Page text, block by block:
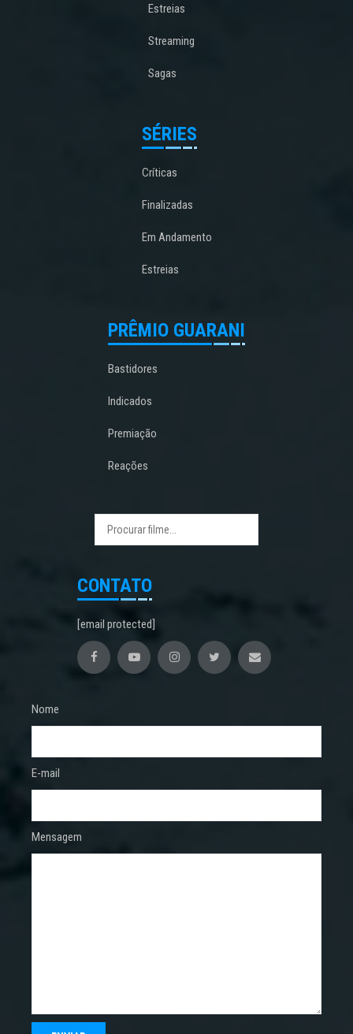
Estreias
Streaming
Sagas
SÉRIES
Críticas
Finalizadas
Em Andamento
Estreias
PRÊMIO GUARANI
Bastidores
Indicados
Premiação
Reações
CONTATO
[email protected]
Nome
E-mail
Mensagem